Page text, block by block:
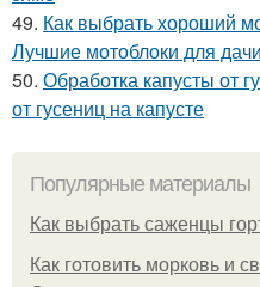
49. Как выбрать хороший
Лучшие мотоблоки для дачи
50. Обработка капусты от
от гусениц на капусте
Популярные материалы
Как выбрать саженцы
Как готовить морковь и